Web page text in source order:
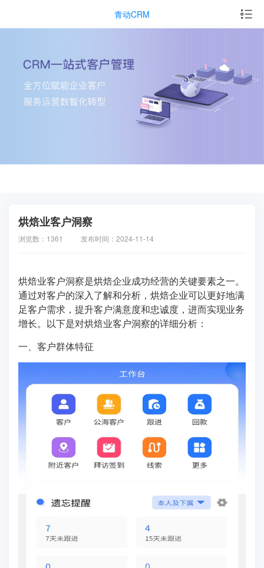
青动CRM
烘焙业客户洞察
浏览数：1361 发布时间：2024-11-14
烘焙业客户洞察是烘焙企业成功经营的关键要素之一。
通过对客户的深入了解和分析，烘焙企业可以更好地满
足客户需求，提升客户满意度和忠诚度，进而实现业务
增长。以下是对烘焙业客户洞察的详细分析：
一、客户群体特征